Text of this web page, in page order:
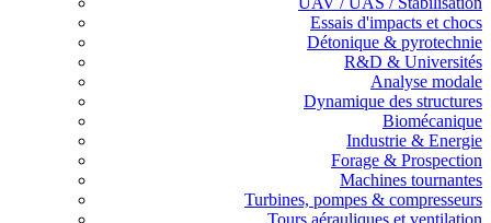
Essais d'impacts et chocs
Détonique & pyrotechnie
R&D & Universités
Analyse modale
Dynamique des structures
Biomécanique
Industrie & Energie
Forage & Prospection
Machines tournantes
Turbines, pompes & compresseurs
Tours aérauliques et ventilation